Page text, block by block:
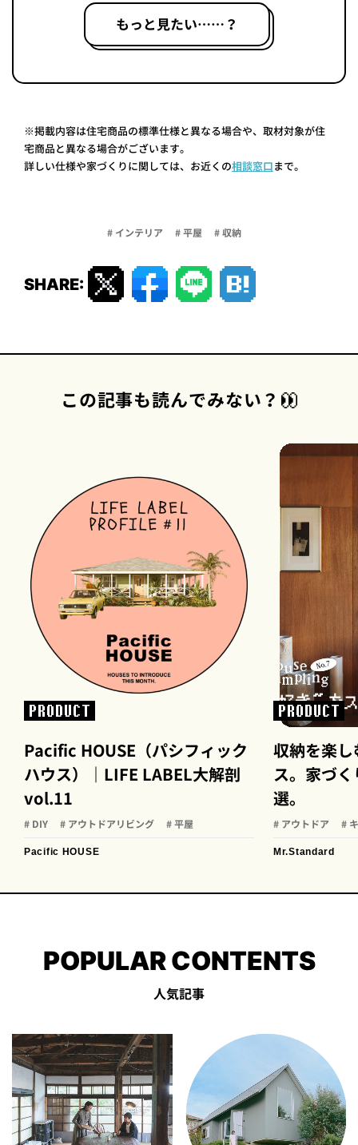
もっと見たい……？
※掲載内容は住宅商品の標準仕様と異なる場合や、取材対象が住
宅商品と異なる場合がございます。
詳しい仕様や家づくりに関しては、お近くの相談窓口まで。
# インテリア # 平屋 # 収納
SHARE:
この記事も読んでみない？
PRODUCT
Pacific HOUSE（パシフィック
ハウス）｜LIFE LABEL大解剖
vol.11
# DIY # アウトドアリビング # 平屋
Pacific HOUSE
PRODUCT
収納を楽
ス。家づ
選。
# アウトドア #
Mr.Standard
POPULAR CONTENTS
人気記事